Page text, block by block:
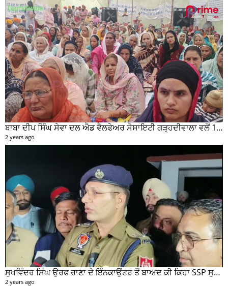
ਬਾਬਾ ਦੀਪ ਸਿੰਘ ਸੇਵਾ ਦਲ ਐਡ ਵੈਲਫੇਅਰ ਸੋਸਾਇਟੀ ਗੜ੍ਹਦੀਵਾਲਾ ਵਲੋਂ 100 ਵਾਂ ਮਹੀਨਾਵਾਰ ਰਾਸ਼ਨ ਵੰਡ ਸਮਾਰੋਹ ਕਰਵਾਇਆ
2 years ago
ਸੁਖਵਿੰਦਰ ਸਿੰਘ ਉਰਫ ਰਾਣਾ ਦੇ ਇੰਨਕਾਉਂਟਰ ਤੋਂ ਬਾਅਦ ਕੀ ਕਿਹਾ SSP ਸੁਰੇਂਦਰ ਲਾਂਬਾ ਤੁਸੀਂ ਵੀ ਸੁਣੋ...
2 years ago